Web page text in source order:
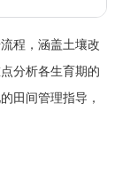
程，涵盖土壤改
分析各生育期的
田间管理指导，